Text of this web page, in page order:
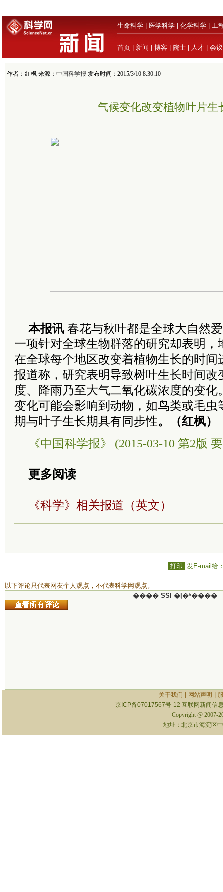
生命科学 医学科学 化学科学 工
首页 新闻 博客 院士 人才 会议
作者：红枫 来源： 中国科学报 发布时间：2015/3/10 8:30:10
气候变化改变植物叶片生
本报讯 春花与秋叶都是全球大自然
一项针对全球生物群落的研究却表明，
在全球每个地区改变着植物生长的时间
报道称，研究表明导致树叶生长时间改
度、降雨乃至大气二氧化碳浓度的变化
变化可能会影响到动物，如鸟类或毛虫
期与叶子生长期具有同步性。（红枫）
《中国科学报》 (2015-03-10 第2版
更多阅读
《科学》相关报道（英文）
打印 发E-mail给
以下评论只代表网友个人观点，不代表科学网观点。
���� SSI �ļ�ʱ����
关于我们 网站声明
京ICP备07017567号-12 互联网新闻信
Copyright @ 2007-
地址：北京市海淀区